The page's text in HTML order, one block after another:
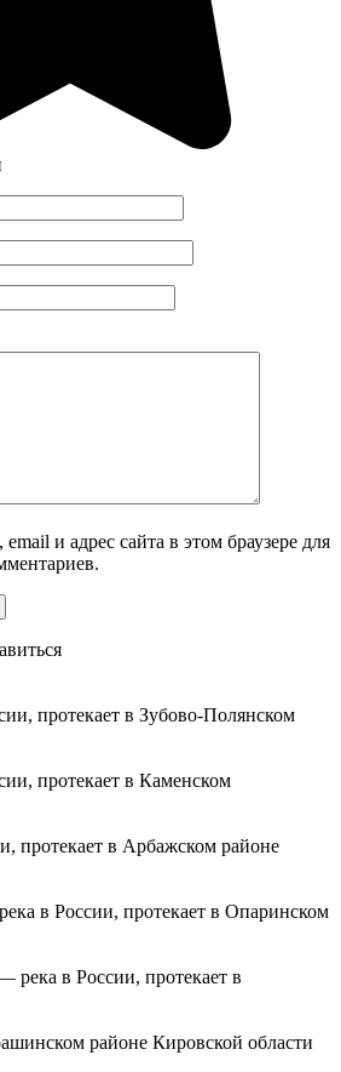
и адрес сайта в этом браузере для
протекает в Зубово-Полянском
протекает в Каменском
протекает в Арбажском районе
в России, протекает в Опаринском
в России, протекает в
районе Кировской области